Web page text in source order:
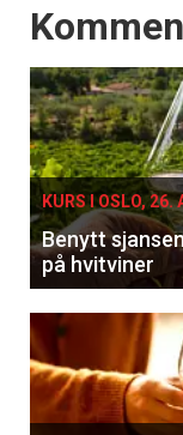
Events
KURS I OSLO, 26.
Benytt
på hvitviner